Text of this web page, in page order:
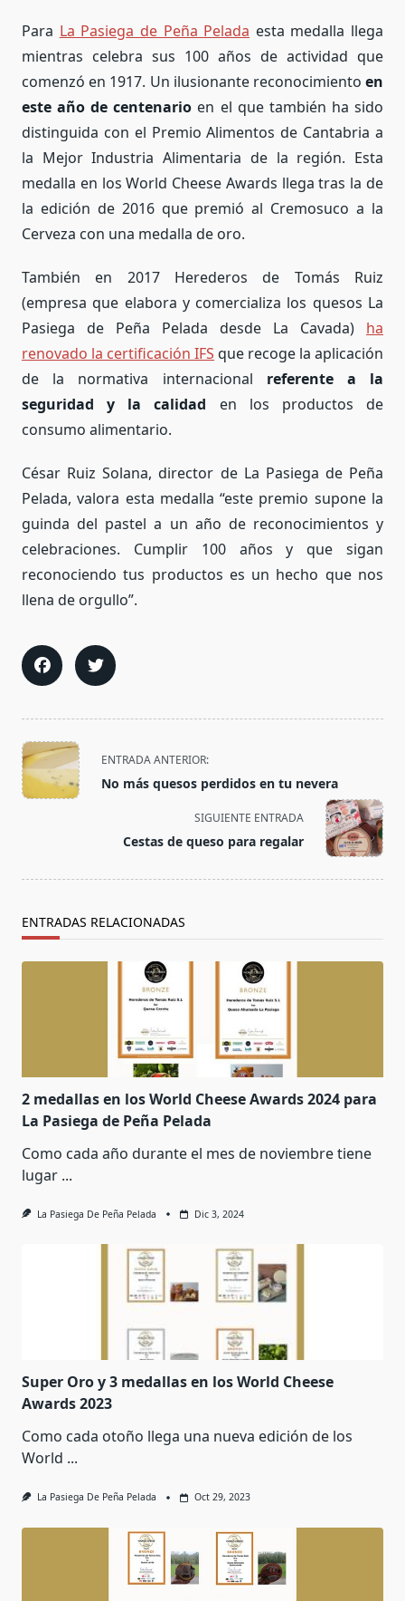
Para La Pasiega de Peña Pelada esta medalla llega
mientras celebra sus 100 años de actividad que
comenzó en 1917. Un ilusionante reconocimiento en
este año de centenario en el que también ha sido
distinguida con el Premio Alimentos de Cantabria a
la Mejor Industria Alimentaria de la región. Esta
medalla en los World Cheese Awards llega tras la de
la edición de 2016 que premió al Cremosuco a la
Cerveza con una medalla de oro.
También en 2017 Herederos de Tomás Ruiz
(empresa que elabora y comercializa los quesos La
Pasiega de Peña Pelada desde La Cavada) ha
renovado la certificación IFS que recoge la aplicación
de la normativa internacional referente a la
seguridad y la calidad en los productos de
consumo alimentario.
César Ruiz Solana, director de La Pasiega de Peña
Pelada, valora esta medalla “este premio supone la
guinda del pastel a un año de reconocimientos y
celebraciones. Cumplir 100 años y que sigan
reconociendo tus productos es un hecho que nos
llena de orgullo”.
<span
class="nav-
subtitle
ENTRADA ANTERIOR:
No más quesos perdidos en tu nevera
SIGUIENTE ENTRADA
Cestas de queso para regalar
ENTRADAS RELACIONADAS
2 medallas en los World Cheese Awards 2024 para
La Pasiega de Peña Pelada
Como cada año durante el mes de noviembre tiene
lugar ...
La Pasiega De Peña Pelada Dic 3, 2024
Super Oro y 3 medallas en los World Cheese
Awards 2023
Como cada otoño llega una nueva edición de los
World ...
La Pasiega De Peña Pelada Oct 29, 2023